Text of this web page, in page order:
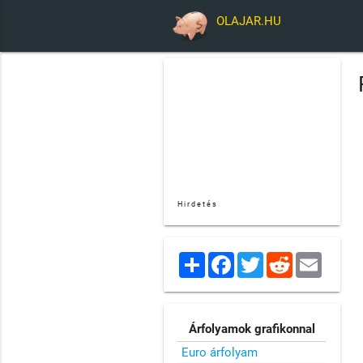
OLAJAR.HU
Hirdetés
Share Facebook
TwitterReddit
Árfolyamok grafikonnal
Euro árfolyam